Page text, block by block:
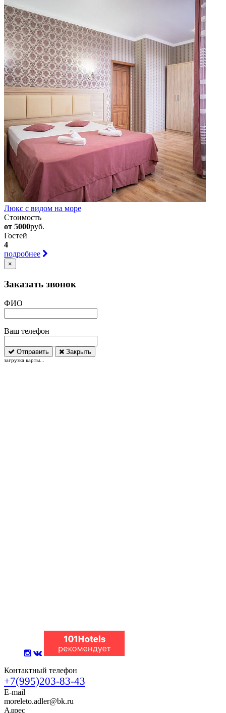
Люкс с видом на море
Стоимость
от 5000руб.
Гостей
4
подробнее
×
Заказать звонок
ФИО
Ваш телефон
Отправить Закрыть
загрузка карты...
Контактный телефон
+7(995)203-83-43
E-mail
moreleto.adler@bk.ru
Адрес